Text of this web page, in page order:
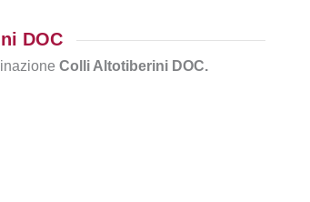
DOC
Colli Altotiberini DOC.